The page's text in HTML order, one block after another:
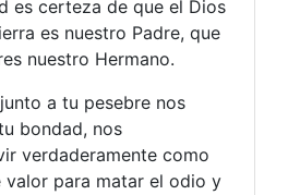
es certeza de que el Dios
es nuestro Padre, que
nuestro Hermano.
a tu pesebre nos
bondad, nos
verdaderamente como
valor para matar el odio y